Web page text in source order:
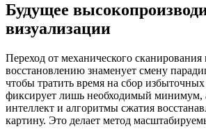
Будущее
визуализации
Переход от механического
восстановлению знаменует смену
чтобы тратить время на сбор
фиксирует лишь необходимый минимум,
интеллект и алгоритмы сжатия
картину. Это делает метод